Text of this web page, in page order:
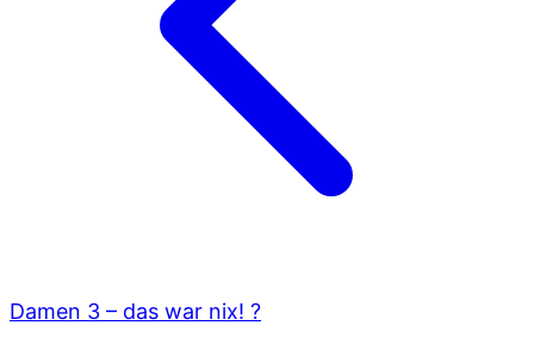
Damen 3 – das war nix! ?